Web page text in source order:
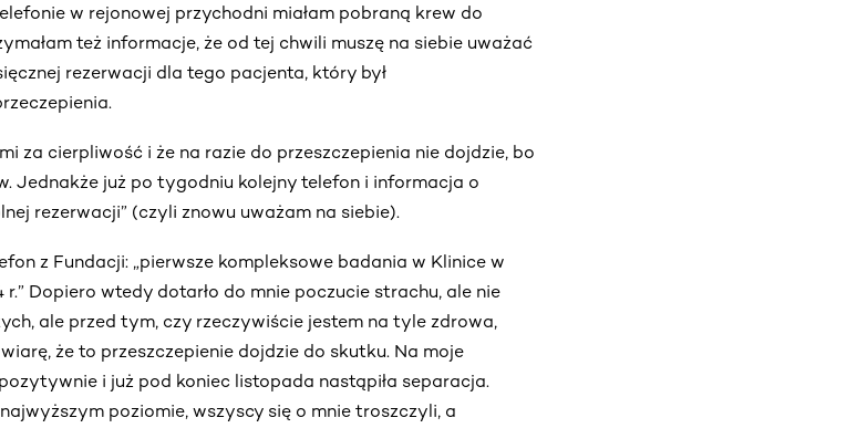
w rejonowej przychodni miałam pobraną krew do
też informacje, że od tej chwili muszę na siebie uważać
rezerwacji dla tego pacjenta, który był
za cierpliwość i że na razie do przeszczepienia nie dojdzie, bo
Jednakże już po tygodniu kolejny telefon i informacja o
rezerwacji” (czyli znowu uważam na siebie).
z Fundacji: „pierwsze kompleksowe badania w Klinice w
Dopiero wtedy dotarło do mnie poczucie strachu, ale nie
ale przed tym, czy rzeczywiście jestem na tyle zdrowa,
że to przeszczepienie dojdzie do skutku. Na moje
i już pod koniec listopada nastąpiła separacja.
poziomie, wszyscy się o mnie troszczyli, a